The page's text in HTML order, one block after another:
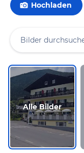
Hochladen
Alle Bilder